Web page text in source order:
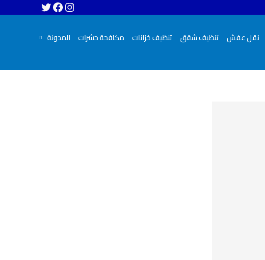
نقل عفش تنظيف شقق تنظيف خزانات مكافحة حشرات المدونة